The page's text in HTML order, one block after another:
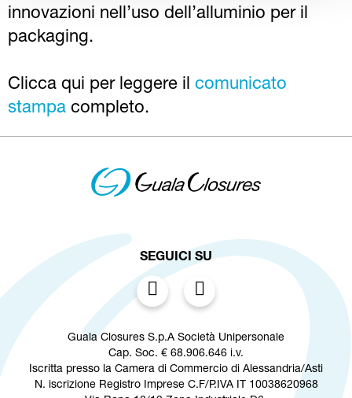
innovazioni nell’uso dell’alluminio per il
packaging.
Clicca qui per leggere il comunicato
stampa completo.
SEGUICI SU
Guala Closures S.p.A Società Unipersonale
Cap. Soc. € 68.906.646 i.v.
Iscritta presso la Camera di Commercio di Alessandria/Asti
N. iscrizione Registro Imprese C.F/P.IVA IT 10038620968